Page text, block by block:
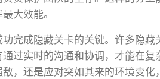
大效能。
完成隐藏关卡的关键。许多隐藏
过实时的沟通和协调，才能在复
，还是应对突如其来的环境变化